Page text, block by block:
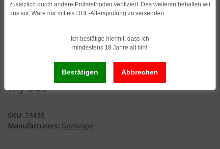
Geekvape Aegis Legend 3 (L200
III) Set
SKU: 23435
Manufacturers: Geekvape
zusätzlich durch andere Prüfmethoden verifiziert. Des weiteren behalten wir
uns vor, Ware nur mittels DHL-Altersprüfung zu versenden.
Ich bestätige hiermit, dass ich
mindestens 18 Jahre alt bin!